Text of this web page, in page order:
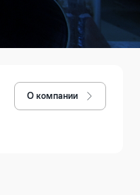
О компании